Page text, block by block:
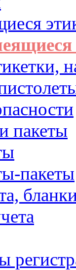
пакеты
пакеты